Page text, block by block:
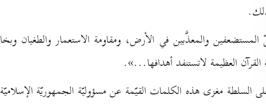
والمعذَّبين في الأرض، ومقاومة الاستعمار والطغيان
القرآن العظيمة لاتستنفد أهدافها...».
مغزى هذه الكلمات القيّمة عن مسؤوليّة الجمهوريّة الإسلاميّة